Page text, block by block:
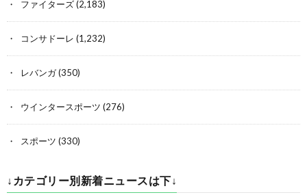
ファイターズ(2,183)
コンサドーレ (1,232)
レバンガ(350)
ウインタースポーツ (276)
スポーツ (330)
↓カテゴリー別新着ニュースは下↓